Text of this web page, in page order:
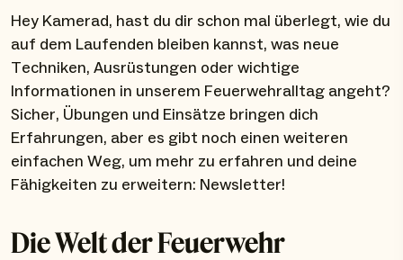
Hey Kamerad, hast du dir schon mal überlegt, wie du
auf dem Laufenden bleiben kannst, was neue
Techniken, Ausrüstungen oder wichtige
Informationen in unserem Feuerwehralltag angeht?
Sicher, Übungen und Einsätze bringen dich
Erfahrungen, aber es gibt noch einen weiteren
einfachen Weg, um mehr zu erfahren und deine
Fähigkeiten zu erweitern: Newsletter!
Die Welt der Feuerwehr